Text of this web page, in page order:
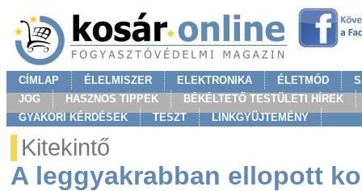
CÍMLAP ÉLELMISZER ELEKTRONIKA ÉLETMÓD
JOG
HASZNOS TIPPEK
BÉKÉLTETŐ TESTÜLETI HÍREK
GYAKORI KÉRDÉSEK
TESZT LINKGYÜJTEMÉNY
Kitekintő
A leggyakrabban ellopott